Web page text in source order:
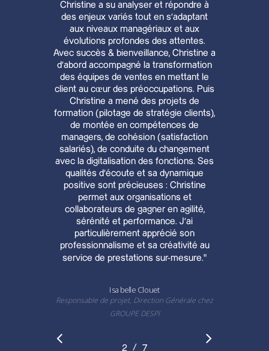
Christine a su analyser et répondre à
des enjeux variés tout en s'adaptant
aux niveaux managériaux et aux
évolutions profondes des attentes.
Avec succès & bienveillance, Christine a
d’abord accompagné la transformation
des équipes de ventes en mettant le
client au cœur des préoccupations. Puis
Christine a mené des projets de
formation (pilotage de stratégie clients),
de montée en compétences de
managers, de cohésion (satisfaction
salariés), de conduite du changement
avec la digitalisation des fonctions. Ses
qualités d'écoute et sa dynamique
positive sont précieuses : Christine
permet aux organisations et
collaborateurs de gagner en agilité,
sérénité et performance. J’ai
particulièrement apprécié son
professionnalisme et sa créativité au
service de prestations sur-mesure.”
Isabelle Clouet
Responsable de projet, Direction Générale chez
GROUPE DESPI
2 3 4
/ 7